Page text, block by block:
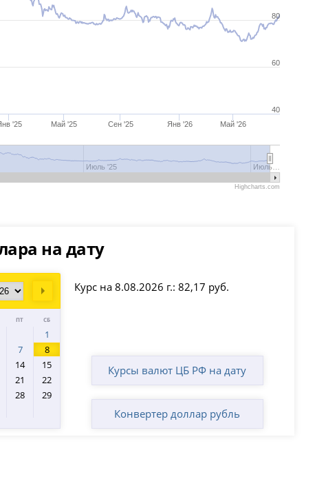
'25 Май '25 Сен '25 Янв '26 Май '26
Июль '25 Июль…
40
60
80
Highcharts.com
на дату
Next
ПТ СБ
1
7
8
14
15
21
22
28
29
Курс на 8.08.2026 г.: 82,17 руб.
Курсы валют ЦБ РФ на дату
Конвертер доллар рубль